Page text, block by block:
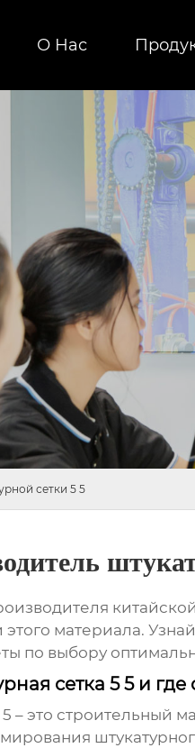
О Нас
сетки 5 5
материала.
по выбору
сетка 5 5 и
– это строительный